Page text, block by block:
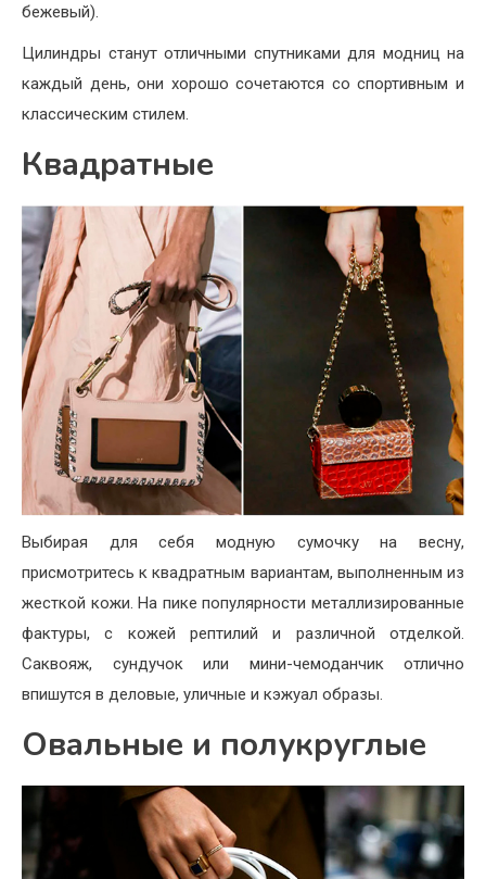
бежевый).
Цилиндры станут отличными спутниками для модниц на
каждый день, они хорошо сочетаются со спортивным и
классическим стилем.
Квадратные
Выбирая для себя модную сумочку на весну,
присмотритесь к квадратным вариантам, выполненным из
жесткой кожи. На пике популярности металлизированные
фактуры, с кожей рептилий и различной отделкой.
Саквояж, сундучок или мини-чемоданчик отлично
впишутся в деловые, уличные и кэжуал образы.
Овальные и полукруглые